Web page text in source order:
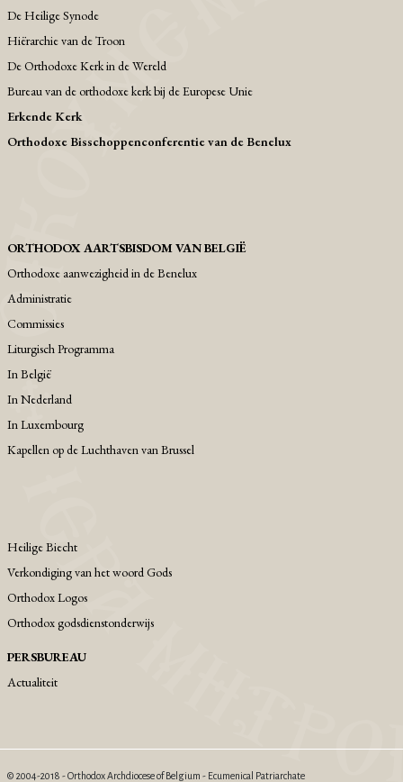
De Heilige Synode
Hiërarchie van de Troon
De Orthodoxe Kerk in de Wereld
Bureau van de orthodoxe kerk bij de Europese Unie
Erkende Kerk
Orthodoxe Bisschoppenconferentie van de Benelux
ORTHODOX AARTSBISDOM VAN BELGIË
Orthodoxe aanwezigheid in de Benelux
Administratie
Commissies
Liturgisch Programma
Ιn België
Ιn Nederland
In Luxembourg
Kapellen op de Luchthaven van Brussel
Heilige Biecht
Verkondiging van het woord Gods
Orthodox Logos
Orthodox godsdienstonderwijs
PERSBUREAU
Actualiteit
© 2004-2018 - Orthodox Archdiocese of Belgium - Ecumenical Patriarchate